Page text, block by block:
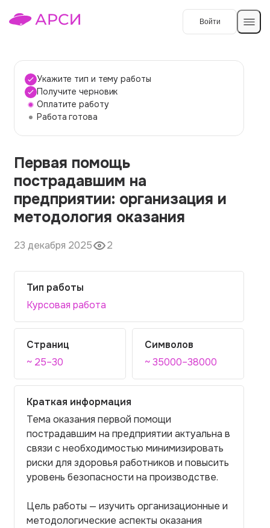
Войти
Темы работ
О сервисе
О компании
Наши гарантии
Порядок оплаты
Контакты
Укажите тип и тему работы
Получите черновик
Оплатите работу
Работа готова
Первая помощь
пострадавшим на
предприятии: организация и
методология оказания
23 декабря 2025 2
Тип работы
Курсовая работа
Страниц
~ 25–30
Символов
~ 35000–38000
Краткая информация
Тема оказания первой помощи
пострадавшим на предприятии актуальна в
связи с необходимостью минимизировать
риски для здоровья работников и повысить
уровень безопасности на производстве.
Цель работы — изучить организационные и
методологические аспекты оказания